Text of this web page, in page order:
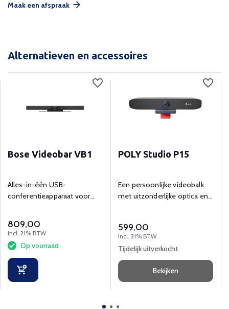
Maak een afspraak
Alternatieven en accessoires
Bose Videobar VB1
Alles-in-één USB-
conferentieapparaat voor
809,00
Incl. 21% BTW
Op voorraad
POLY Studio P15
Een persoonlijke videobalk
met uitzonderlijke optica en
599,00
Incl. 21% BTW
Tijdelijk uitverkocht
Bekijken